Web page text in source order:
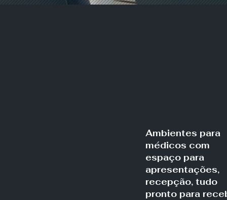
Ambientes para
médicos com
espaço para
apresentações,
recepção, tudo
pronto para